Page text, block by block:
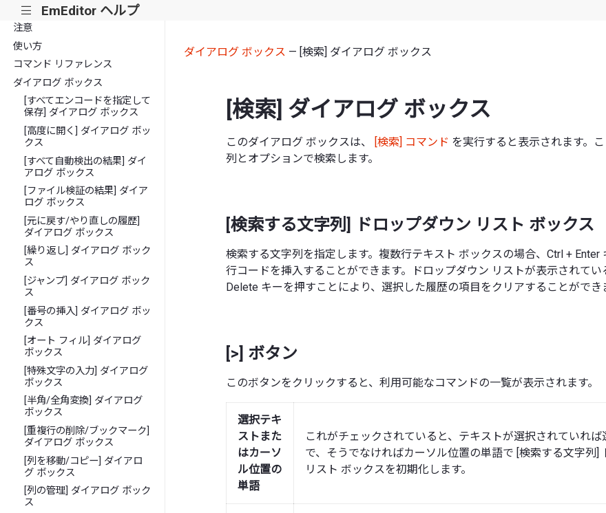
||| EmEditor ヘルプ
注意
使い方
コマンド リファレンス
ダイアログ ボックス
[すべてエンコードを指定して
保存] ダイアログ ボックス
[高度に開く] ダイアログ ボッ
クス
[すべて自動検出の結果] ダイ
アログ ボックス
[ファイル検証の結果] ダイア
ログ ボックス
[元に戻す/やり直しの履歴]
ダイアログ ボックス
[繰り返し] ダイアログ ボック
ス
[ジャンプ] ダイアログ ボック
ス
[番号の挿入] ダイアログ ボッ
クス
[オート フィル] ダイアログ
ボックス
[特殊文字の入力] ダイアログ
ボックス
[半角/全角変換] ダイアログ
ボックス
[重複行の削除/ブックマーク]
ダイアログ ボックス
[列を移動/コピー] ダイアロ
グ ボックス
[列の管理] ダイアログ ボック
ス
ダイアログ ボックス — [検索] ダイアログ ボックス
[検索] ダイアログ ボックス
このダイアログ ボックスは、 [検索] コマンド を実行すると表示されます。
列とオプションで検索します。
[検索する文字列] ドロップダウン リスト ボックス
検索する文字列を指定します。複数行テキスト ボックスの場合、Ctrl + Enter
行コードを挿入することができます。ドロップダウン リストが表示されてい
Delete キーを押すことにより、選択した履歴の項目をクリアすることができ
[>] ボタン
このボタンをクリックすると、利用可能なコマンドの一覧が表示されます。
選択テキ
ストまた
はカーソ
ル位置の
単語
これがチェックされていると、テキストが選択されていれば
で、そうでなければカーソル位置の単語で [検索する文字列]
リスト ボックスを初期化します。